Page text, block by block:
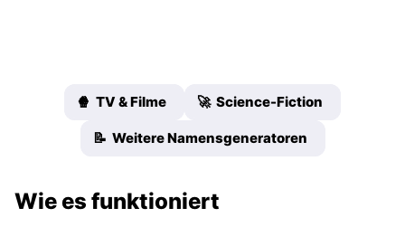
🍿 TV & Filme 🚀 Science-Fiction
📝 Weitere Namensgeneratoren
Wie es funktioniert